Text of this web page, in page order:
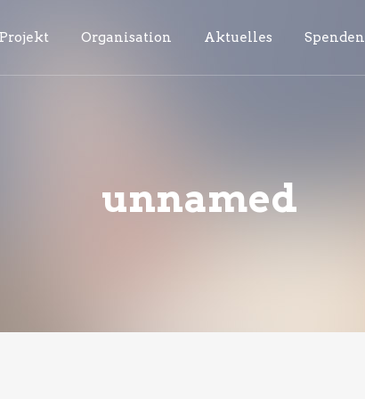
Organisation Aktuelles Spenden
unnamed